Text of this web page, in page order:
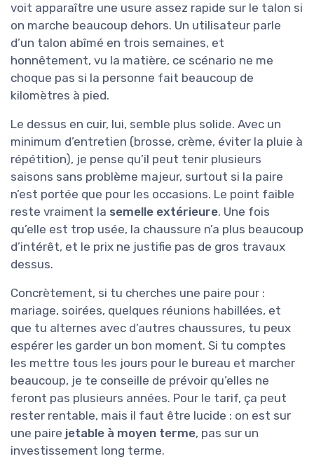
voit apparaître une usure assez rapide sur le talon si
on marche beaucoup dehors. Un utilisateur parle
d’un talon abîmé en trois semaines, et
honnêtement, vu la matière, ce scénario ne me
choque pas si la personne fait beaucoup de
kilomètres à pied.
Le dessus en cuir, lui, semble plus solide. Avec un
minimum d’entretien (brosse, crème, éviter la pluie à
répétition), je pense qu’il peut tenir plusieurs
saisons sans problème majeur, surtout si la paire
n’est portée que pour les occasions. Le point faible
reste vraiment la semelle extérieure. Une fois
qu’elle est trop usée, la chaussure n’a plus beaucoup
d’intérêt, et le prix ne justifie pas de gros travaux
dessus.
Concrètement, si tu cherches une paire pour :
mariage, soirées, quelques réunions habillées, et
que tu alternes avec d’autres chaussures, tu peux
espérer les garder un bon moment. Si tu comptes
les mettre tous les jours pour le bureau et marcher
beaucoup, je te conseille de prévoir qu’elles ne
feront pas plusieurs années. Pour le tarif, ça peut
rester rentable, mais il faut être lucide : on est sur
une paire jetable à moyen terme, pas sur un
investissement long terme.